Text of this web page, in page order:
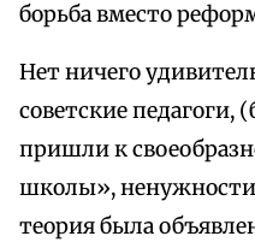
борьба вместо
Нет ничего
советские педагоги,
пришли к
школы», ненужности
теория была